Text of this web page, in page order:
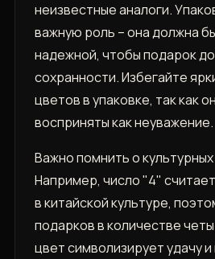
неизвестные аналоги.
важную роль – она должна
надежной, чтобы подарок
сохранности. Избегайте
цветов в упаковке, так как
восприняты как неуважение.
Важно помнить о
Например, число "4"
в китайской культуре,
подарков в количестве
цвет символизирует удачу